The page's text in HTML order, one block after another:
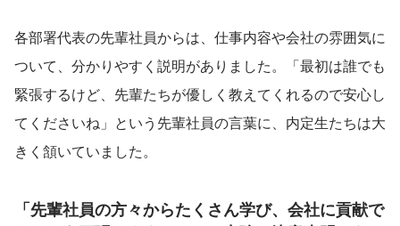
各部署代表の先輩社員からは、仕事内容や会社の雰囲気に
ついて、分かりやすく説明がありました。「最初は誰でも
緊張するけど、先輩たちが優しく教えてくれるので安心し
てくださいね」という先輩社員の言葉に、内定生たちは大
きく頷いていました。
「先輩社員の方々からたくさん学び、会社に貢献で